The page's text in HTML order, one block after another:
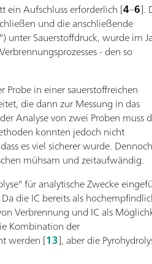
ein Aufschluss erforderlich [4–6].
und die anschließende
unter Sauerstoffdruck, wurde im
- den so
in einer sauerstoffreichen
die dann zur Messung in das
Analyse von zwei Proben muss
konnten jedoch nicht
es viel sicherer wurde. Dennoch
mühsam und zeitaufwändig.
für analytische Zwecke
die IC bereits als
Verbrennung und IC als
Kombination der
werden [13], aber die